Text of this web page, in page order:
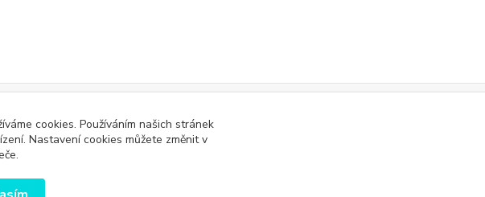
tržbu u správce daně online; v případě technického výpadku pak nejpozději do 48 hodin
cookies. Používáním našich stránek
Nastavení cookies můžete změnit v